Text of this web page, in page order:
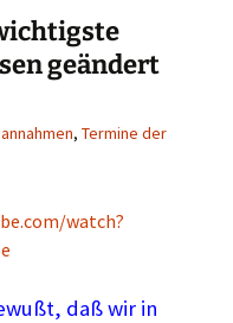
geändert
, Termine der
watch?
daß wir in